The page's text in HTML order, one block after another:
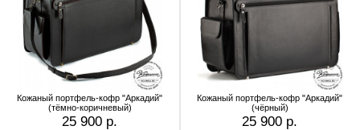
Кожаный портфель-кофр "Аркадий"
(тёмно-коричневый)
25 900 р.
Кожаный портфель-кофр "Аркадий"
(чёрный)
25 900 р.